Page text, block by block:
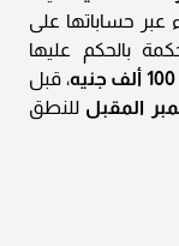
حساباتها على
بالحكم عليها
، قبل
للنطق